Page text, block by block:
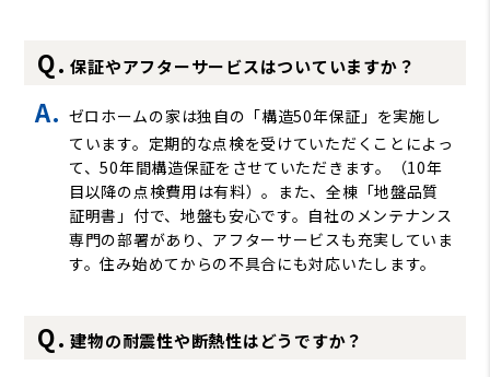
保証やアフターサービスはついていますか？
ゼロホームの家は独自の「構造50年保証」を実施し
ています。定期的な点検を受けていただくことによっ
て、50年間構造保証をさせていただきます。（10年
目以降の点検費用は有料）。また、全棟「地盤品質
証明書」付で、地盤も安心です。自社のメンテナンス
専門の部署があり、アフターサービスも充実していま
す。住み始めてからの不具合にも対応いたします。
建物の耐震性や断熱性はどうですか？